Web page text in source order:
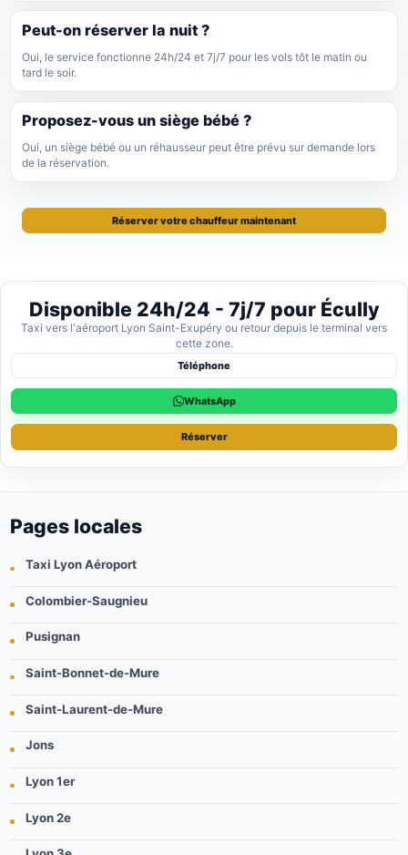
Peut-on réserver la nuit ?
Oui, le service fonctionne 24h/24 et 7j/7 pour les vols tôt le matin ou
tard le soir.
Proposez-vous un siège bébé ?
Oui, un siège bébé ou un réhausseur peut être prévu sur demande lors
de la réservation.
Réserver votre chauffeur maintenant
Disponible 24h/24 - 7j/7 pour Écully
Taxi vers l'aéroport Lyon Saint-Exupéry ou retour depuis le terminal vers
cette zone.
Téléphone
WhatsApp
Réserver
Pages locales
Taxi Lyon Aéroport
Colombier-Saugnieu
Pusignan
Saint-Bonnet-de-Mure
Saint-Laurent-de-Mure
Jons
Lyon 1er
Lyon 2e